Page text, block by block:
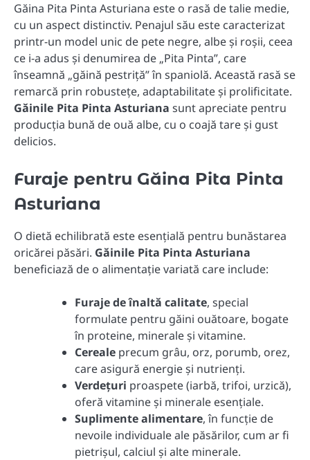
Găina Pita Pinta Asturiana este o rasă de talie medie,
cu un aspect distinctiv. Penajul său este caracterizat
printr-un model unic de pete negre, albe și roșii, ceea
ce i-a adus și denumirea de „Pita Pinta”, care
înseamnă „găină pestriță” în spaniolă. Această rasă se
remarcă prin robustețe, adaptabilitate și prolificitate.
Găinile Pita Pinta Asturiana sunt apreciate pentru
producția bună de ouă albe, cu o coajă tare și gust
delicios.
Furaje pentru Găina Pita Pinta
Asturiana
O dietă echilibrată este esențială pentru bunăstarea
oricărei păsări. Găinile Pita Pinta Asturiana
beneficiază de o alimentație variată care include:
Furaje de înaltă calitate, special
formulate pentru găini ouătoare, bogate
în proteine, minerale și vitamine.
Cereale precum grâu, orz, porumb, orez,
care asigură energie și nutrienți.
Verdețuri proaspete (iarbă, trifoi, urzică),
oferă vitamine și minerale esențiale.
Suplimente alimentare, în funcție de
nevoile individuale ale păsărilor, cum ar fi
pietrișul, calciul și alte minerale.